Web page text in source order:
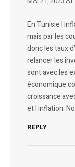
En Tunisie l
mais par les
donc les taux
relancer les
sont avec les
économique
croissance
et l inflation.
REPLY